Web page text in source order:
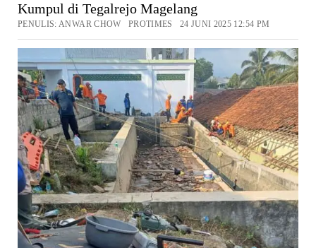
Kumpul di Tegalrejo Magelang
PENULIS: ANWAR CHOW PROTIMES 24 JUNI 2025 12:54 PM